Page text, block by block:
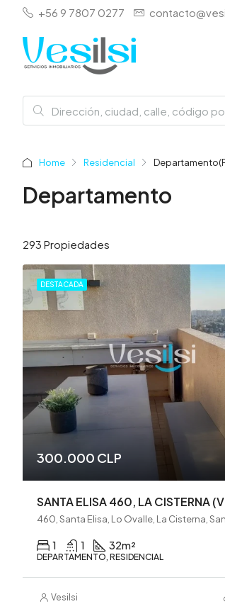
+56 9 7807 0277
Home Residencial Departamento
Departamento
293 Propiedades
DESTACADA
300.000 CLP
SANTA ELISA 460, LA CISTERNA
1 1 32m²
DEPARTAMENTO, RESIDENCIAL
Vesilsi